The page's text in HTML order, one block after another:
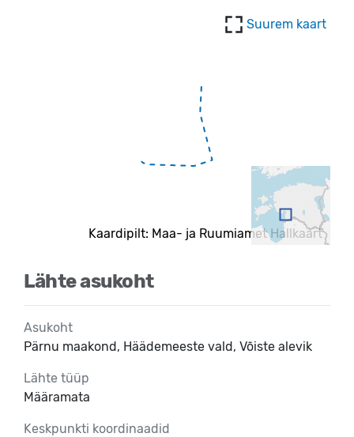
Suurem kaart
Kaardipilt: Maa- ja Ruumiamet Hallkaart
Lähte asukoht
Asukoht
Pärnu maakond, Häädemeeste vald, Võiste alevik
Lähte tüüp
Määramata
Keskpunkti koordinaadid